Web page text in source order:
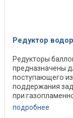
Редуктор
Редукторы
предназначены
поступающего
поддержания
при
для газов: ...
подробнее